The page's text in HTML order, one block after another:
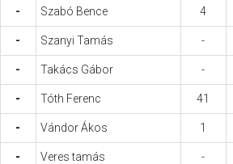
- Szabó Bence 4
- Szanyi Tamás -
- Takács Gábor -
- Tóth Ferenc 41
- Vándor Ákos 1
- Veres tamás -